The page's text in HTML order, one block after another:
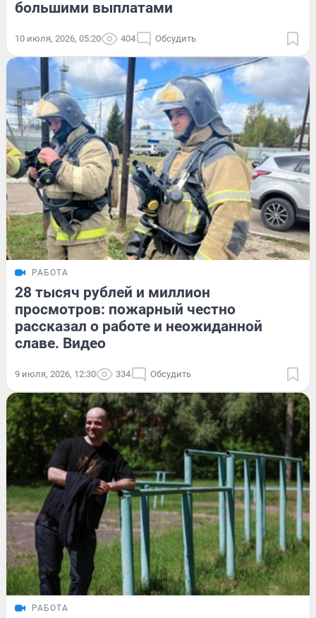
большими выплатами
10 июля, 2026, 05:20 404 Обсудить
РАБОТА
28 тысяч рублей и миллион
просмотров: пожарный честно
рассказал о работе и неожиданной
славе. Видео
9 июля, 2026, 12:30 334 Обсудить
РАБОТА